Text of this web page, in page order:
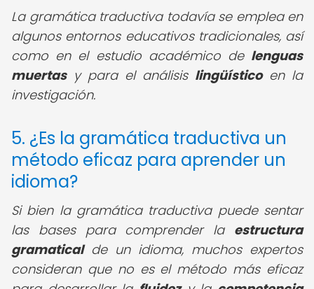
La gramática traductiva todavía se emplea en
algunos entornos educativos tradicionales, así
como en el estudio académico de lenguas
muertasy para el análisis lingüísticoen la
investigación.
5. ¿Es la gramática traductiva un
método eficaz para aprender un
idioma?
Si bien la gramática traductiva puede sentar
las bases para comprender la estructura
gramaticalde un idioma, muchos expertos
consideran que no es el método más eficaz